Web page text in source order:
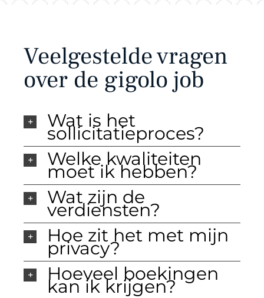
Veelgestelde vragen
over de gigolo job
Wat is het
sollicitatieproces?
Welke kwaliteiten
moet ik hebben?
Wat zijn de
verdiensten?
Hoe zit het met mijn
privacy?
Hoeveel boekingen
kan ik krijgen?